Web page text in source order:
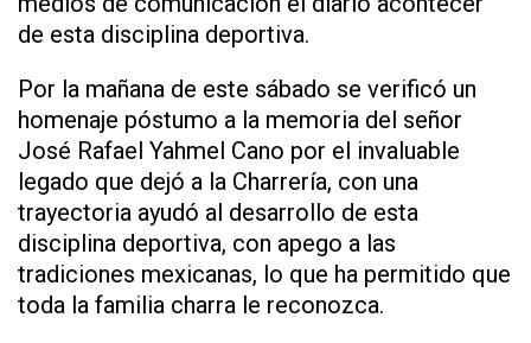
de esta disciplina deportiva.
Por la mañana de este sábado se verificó un
homenaje póstumo a la memoria del señor
José Rafael Yahmel Cano por el invaluable
legado que dejó a la Charrería, con una
trayectoria ayudó al desarrollo de esta
disciplina deportiva, con apego a las
tradiciones mexicanas, lo que ha permitido que
toda la familia charra le reconozca.